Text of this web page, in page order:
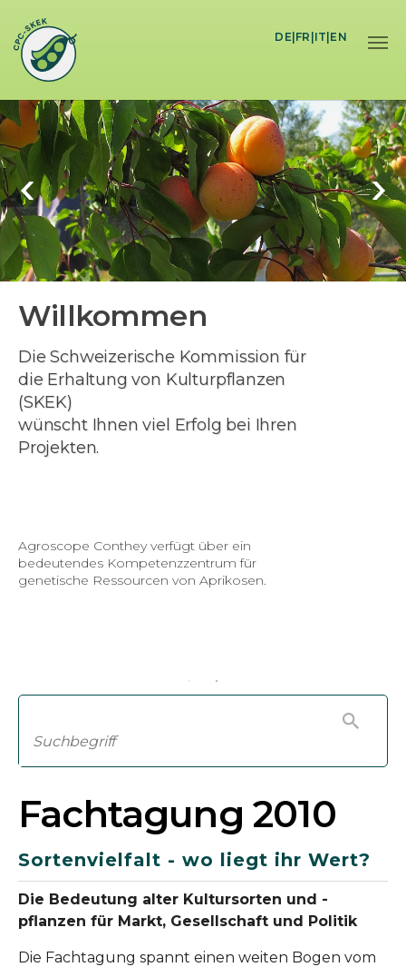
DE| FR IT EN
Willkommen
Die Schweizerische Kommission für
die Erhaltung von Kulturpflanzen
(SKEK)
wünscht Ihnen viel Erfolg bei Ihren
Projekten.
Agroscope Conthey verfügt über ein
bedeutendes Kompetenzzentrum für
genetische Ressourcen von Aprikosen.
Fachtagung 2010
Sortenvielfalt - wo liegt ihr Wert?
Die Bedeutung alter Kultursorten und -
pflanzen für Markt, Gesellschaft und Politik
Die Fachtagung spannt einen weiten Bogen vom